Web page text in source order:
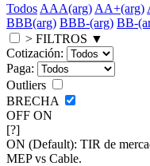
Todos AAA(arg) AA+(arg)
BBB(arg) BBB-(arg) BB-
> FILTROS ▼
Cotización:
Paga:
Outliers
BRECHA
OFF ON
[?]
ON (Default): TIR de
MEP vs Cable.